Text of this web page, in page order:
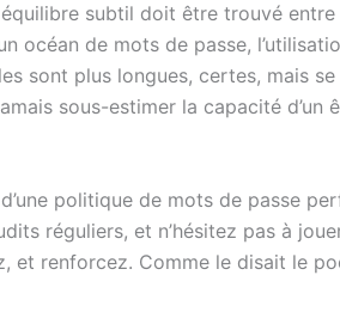
équilibre subtil doit être trouvé
océan de mots de passe,
sont plus longues, certes, mais
sous-estimer la capacité d’un
d’une politique de mots de passe
réguliers, et n’hésitez pas à
et renforcez. Comme le disait le